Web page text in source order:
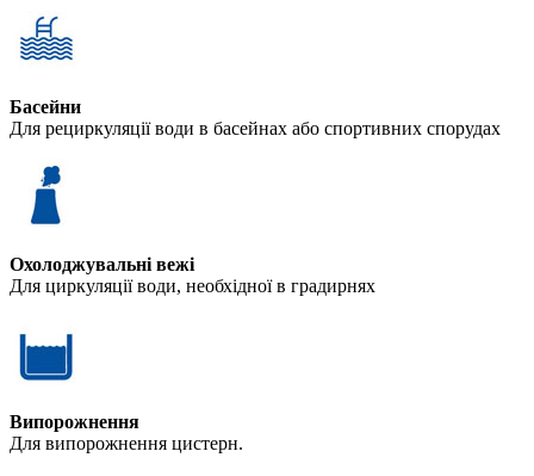
Басейни
Для рециркуляції води в басейнах або спортивних спорудах
Охолоджувальні вежі
Для циркуляції води, необхідної в градирнях
Випорожнення
Для випорожнення цистерн.